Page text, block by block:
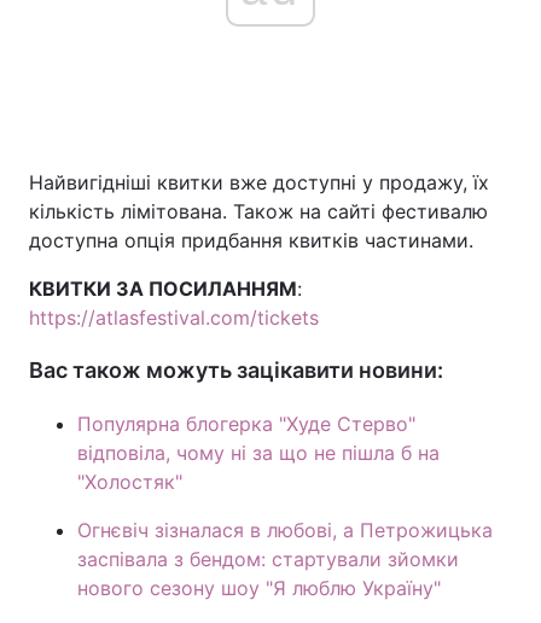
Найвигідніші квитки вже доступні у продажу, їх
кількість лімітована. Також на сайті фестивалю
доступна опція придбання квитків частинами.
КВИТКИ ЗА ПОСИЛАННЯМ:
https://atlasfestival.com/tickets
Вас також можуть зацікавити новини:
Популярна блогерка "Худе Стерво"
відповіла, чому ні за що не пішла б на
"Холостяк"
Огнєвіч зізналася в любові, а Петрожицька
заспівала з бендом: стартували зйомки
нового сезону шоу "Я люблю Україну"